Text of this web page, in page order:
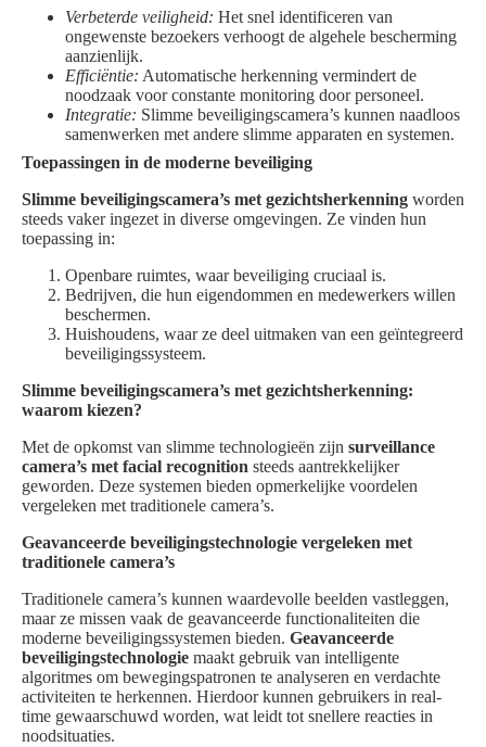
Verbeterde veiligheid: Het snel identificeren van
ongewenste bezoekers verhoogt de algehele bescherming
aanzienlijk.
Efficiëntie: Automatische herkenning vermindert de
noodzaak voor constante monitoring door personeel.
Integratie: Slimme beveiligingscamera’s kunnen naadloos
samenwerken met andere slimme apparaten en systemen.
Toepassingen in de moderne beveiliging
Slimme beveiligingscamera’s met gezichtsherkenning worden
steeds vaker ingezet in diverse omgevingen. Ze vinden hun
toepassing in:
Openbare ruimtes, waar beveiliging cruciaal is.
Bedrijven, die hun eigendommen en medewerkers willen
beschermen.
Huishoudens, waar ze deel uitmaken van een geïntegreerd
beveiligingssysteem.
Slimme beveiligingscamera’s met gezichtsherkenning:
waarom kiezen?
Met de opkomst van slimme technologieën zijn surveillance
camera’s met facial recognition steeds aantrekkelijker
geworden. Deze systemen bieden opmerkelijke voordelen
vergeleken met traditionele camera’s.
Geavanceerde beveiligingstechnologie vergeleken met
traditionele camera’s
Traditionele camera’s kunnen waardevolle beelden vastleggen,
maar ze missen vaak de geavanceerde functionaliteiten die
moderne beveiligingssystemen bieden. Geavanceerde
beveiligingstechnologie maakt gebruik van intelligente
algoritmes om bewegingspatronen te analyseren en verdachte
activiteiten te herkennen. Hierdoor kunnen gebruikers in real-
time gewaarschuwd worden, wat leidt tot snellere reacties in
noodsituaties.